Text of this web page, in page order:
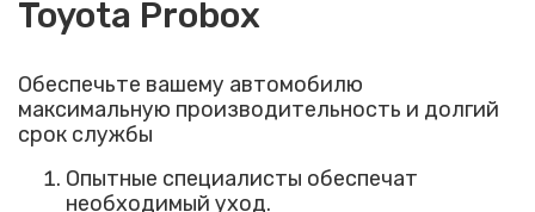
Toyota Probox
Обеспечьте вашему автомобилю
максимальную производительность и долгий
срок службы
Опытные специалисты обеспечат
необходимый уход.